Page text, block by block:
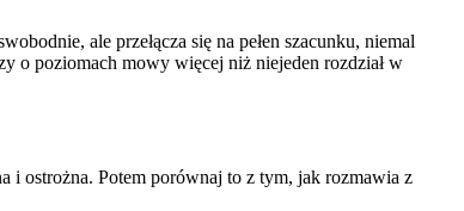
ale przełącza się na pełen szacunku, niemal
o poziomach mowy więcej niż niejeden rozdział w
i ostrożna. Potem porównaj to z tym, jak rozmawia z